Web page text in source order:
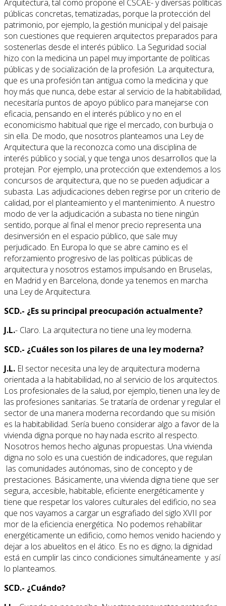
Arquitectura, tal como propone el CSCAE- y diversas políticas
públicas concretas, tematizadas, porque la protección del
patrimonio, por ejemplo, la gestión municipal y del paisaje
son cuestiones que requieren arquitectos preparados para
sostenerlas desde el interés público. La Seguridad social
hizo con la medicina un papel muy importante de políticas
públicas y de socialización de la profesión. La arquitectura,
que es una profesión tan antigua como la medicina y que
hoy más que nunca, debe estar al servicio de la habitabilidad,
necesitaría puntos de apoyo público para manejarse con
eficacia, pensando en el interés público y no en el
economicismo habitual que rige el mercado, con burbuja o
sin ella. De modo, que nosotros planteamos una Ley de
Arquitectura que la reconozca como una disciplina de
interés público y social, y que tenga unos desarrollos que la
protejan. Por ejemplo, una protección que extendemos a los
concursos de arquitectura, que no se pueden adjudicar a
subasta. Las adjudicaciones deben regirse por un criterio de
calidad, por el planteamiento y el mantenimiento. A nuestro
modo de ver la adjudicación a subasta no tiene ningún
sentido, porque al final el menor precio representa una
desinversión en el espacio público, que sale muy
perjudicado. En Europa lo que se abre camino es el
reforzamiento progresivo de las políticas públicas de
arquitectura y nosotros estamos impulsando en Bruselas,
en Madrid y en Barcelona, donde ya tenemos en marcha
una Ley de Arquitectura.
SCD.- ¿Es su principal preocupación actualmente?
J.L.- Claro. La arquitectura no tiene una ley moderna.
SCD.- ¿Cuáles son los pilares de una ley moderna?
J.L. El sector necesita una ley de arquitectura moderna
orientada a la habitabilidad, no al servicio de los arquitectos.
Los profesionales de la salud, por ejemplo, tienen una ley de
las profesiones sanitarias. Se trataría de ordenar y regular el
sector de una manera moderna recordando que su misión
es la habitabilidad. Sería bueno considerar algo a favor de la
vivienda digna porque no hay nada escrito al respecto.
Nosotros hemos hecho algunas propuestas. Una vivienda
digna no solo es una cuestión de indicadores, que regulan
las comunidades autónomas, sino de concepto y de
prestaciones. Básicamente, una vivienda digna tiene que ser
segura, accesible, habitable, eficiente energéticamente y
tiene que respetar los valores culturales del edificio, no sea
que nos vayamos a cargar un esgrafiado del siglo XVII por
mor de la eficiencia energética. No podemos rehabilitar
energéticamente un edificio, como hemos venido haciendo y
dejar a los abuelitos en el ático. Es no es digno; la dignidad
está en cumplir las cinco condiciones simultáneamente y así
lo planteamos.
SCD.- ¿Cuándo?